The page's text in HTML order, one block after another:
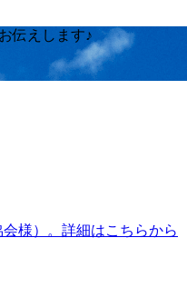
伝えします♪
様）。詳細はこちらから